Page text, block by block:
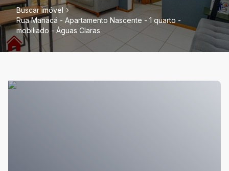
Buscar imóvel
Rua Manacá - Apartamento Nascente - 1 quarto -
mobiliado - Águas Claras